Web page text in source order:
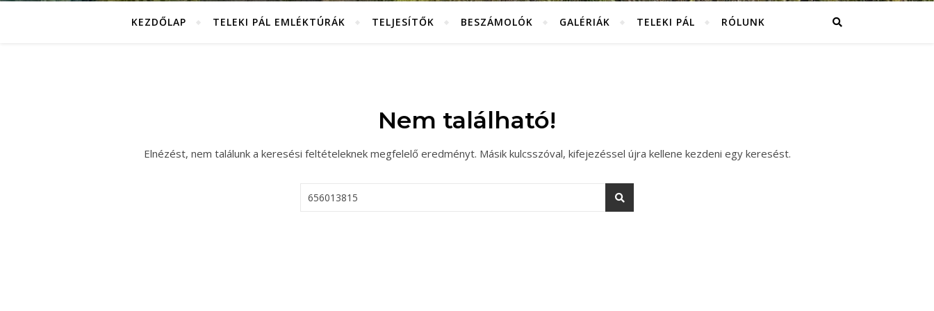
KEZDŐLAP TELEKI PÁL EMLÉKTÚRÁK TELJESÍTŐK BESZÁMOLÓK GALÉRIÁK TELEKI PÁL RÓLUNK
Nem található!
Elnézést, nem találunk a keresési feltételeknek megfelelő eredményt. Másik kulcsszóval, kifejezéssel újra kellene kezdeni egy keresést.